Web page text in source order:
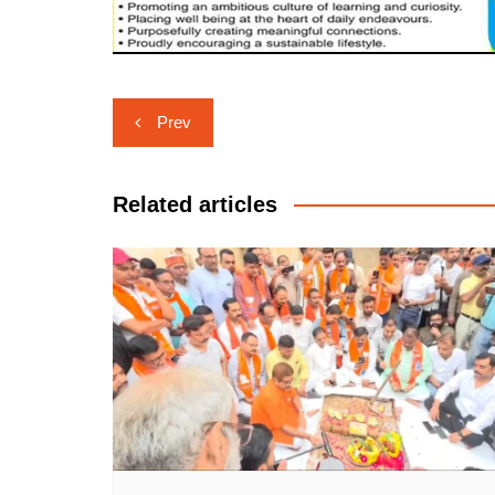
Post
navigation
Prev
Related articles